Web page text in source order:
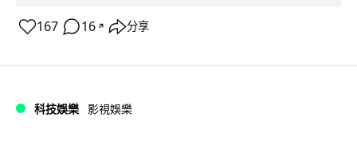
167 16 ↗ 分享
科技娛樂 影視娛樂